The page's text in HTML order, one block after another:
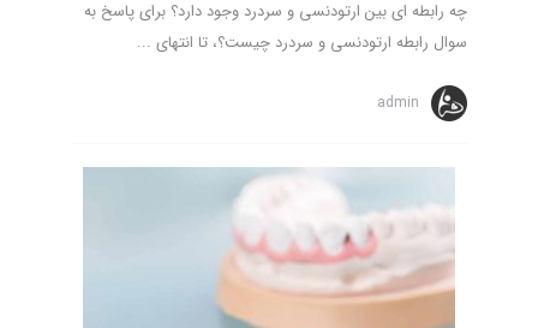
چه رابطه ای بین ارتودنسی و سردرد وجود دارد؟ برای پاسخ به
سوال رابطه ارتودنسی و سردرد چیست؟، تا انتهای ...
admin